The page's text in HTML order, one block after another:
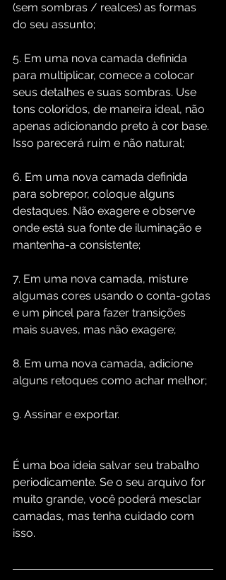
(sem sombras / realces) as formas
do seu assunto;
5. Em uma nova camada definida
para multiplicar, comece a colocar
seus detalhes e suas sombras. Use
tons coloridos, de maneira ideal, não
apenas adicionando preto à cor base.
Isso parecerá ruim e não natural;
6. Em uma nova camada definida
para sobrepor, coloque alguns
destaques. Não exagere e observe
onde está sua fonte de iluminação e
mantenha-a consistente;
7. Em uma nova camada, misture
algumas cores usando o conta-gotas
e um pincel para fazer transições
mais suaves, mas não exagere;
8. Em uma nova camada, adicione
alguns retoques como achar melhor;
9. Assinar e exportar.
É uma boa ideia salvar seu trabalho
periodicamente. Se o seu arquivo for
muito grande, você poderá mesclar
camadas, mas tenha cuidado com
isso.